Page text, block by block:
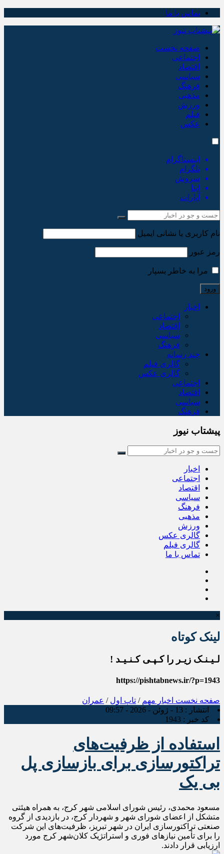
تماس با ما
صفحه نخست
اجتماعی
اقتصاد
سیاسی
فرهنگ
مذهبی
ورزش
فیلم
عکس
اینستاگرام
تلگرام
سروش
ایتا
آپارات
نام کاربری یا نشانی ایمیل
رمز عبور
مرا به خاطر بسپار
اخبار
اجتماعی
اقتصاد
سیاسی
فرهنگ
چند رسانه
گالری فیلم
گالری عکس
اجتماعی
اقتصاد
سیاسی
فرهنگ
پیشتاب نیوز
اخبار
اجتماعی
اقتصاد
سیاسی
فرهنگ
مذهبی
ورزش
گالری عکس
گالری فیلم
تماس با ما
×
لینک کوتاه
لـیـنـک زیـر را کـپـی کـنـیـد !
https://pishtabnews.ir/?p=1943
صفحه نخست اخبار مهم / تاپ اول / عمران
انتشار : 13 - ژوئن - 2026 - 09:57
کد خبر : 1943
استفاده از ظرفیت‌های
تراکتورسازی برای بازسازی پل
بی یک
مسعود محمدی، رئیس شورای اسلامی شهر کرج، به همراه هیئتی
متشکل از اعضای شورای شهر و شهردار کرج، در بازدیدی از گروه
صنعتی تراکتورسازی ایران در شهر تبریز، ظرفیت‌های این شرکت
را برای تأمین نیازهای فوری و استراتژیک کلان‌شهر کرج مورد
ارزیابی قرار دادند.